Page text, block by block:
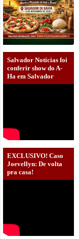
Salvador Notícias foi
conferir show do A-
Ha em Salvador
EXCLUSIVO! Caso
Joevellyn: De volta
pra casa!